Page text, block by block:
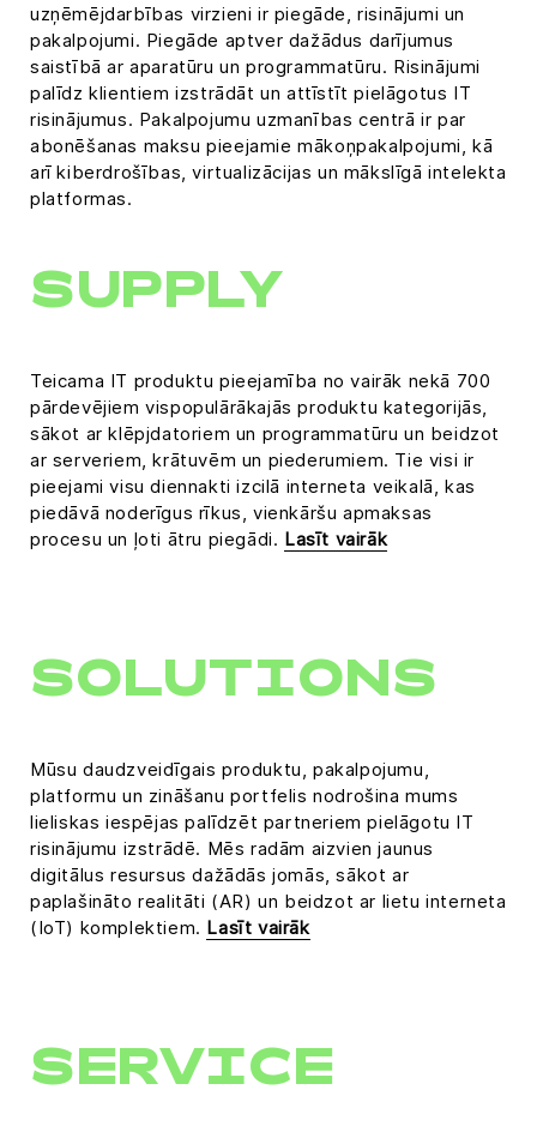
uzņēmējdarbības virzieni ir piegāde, risinājumi un
pakalpojumi. Piegāde aptver dažādus darījumus
saistībā ar aparatūru un programmatūru. Risinājumi
palīdz klientiem izstrādāt un attīstīt pielāgotus IT
risinājumus. Pakalpojumu uzmanības centrā ir par
abonēšanas maksu pieejamie mākoņpakalpojumi, kā
arī kiberdrošības, virtualizācijas un mākslīgā intelekta
platformas.
SUPPLY
Teicama IT produktu pieejamība no vairāk nekā 700
pārdevējiem vispopulārākajās produktu kategorijās,
sākot ar klēpjdatoriem un programmatūru un beidzot
ar serveriem, krātuvēm un piederumiem. Tie visi ir
pieejami visu diennakti izcilā interneta veikalā, kas
piedāvā noderīgus rīkus, vienkāršu apmaksas
procesu un ļoti ātru piegādi. Lasīt vairāk
SOLUTIONS
Mūsu daudzveidīgais produktu, pakalpojumu,
platformu un zināšanu portfelis nodrošina mums
lieliskas iespējas palīdzēt partneriem pielāgotu IT
risinājumu izstrādē. Mēs radām aizvien jaunus
digitālus resursus dažādās jomās, sākot ar
paplašināto realitāti (AR) un beidzot ar lietu interneta
(IoT) komplektiem. Lasīt vairāk
SERVICE